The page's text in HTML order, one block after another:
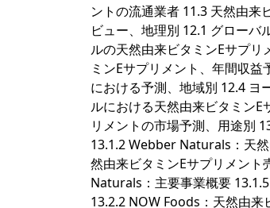
ントの流通業者 11.3 天然由来
ビュー、地理別 12.1 グローバ
ルの天然由来ビタミンEサプ
ミンEサプリメント、年間収
における予測、地域別 12.4 ヨ
ルにおける天然由来ビタミン
リメントの市場予測、用途別
13.1.2 Webber Naturals：天
然由来ビタミンEサプリメン
Naturals：主要事業概要
13.2.2 NOW Foods：天然由